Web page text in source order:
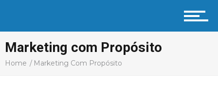
Aprenda
Marketing com Propósito
Home Marketing Com Propósito